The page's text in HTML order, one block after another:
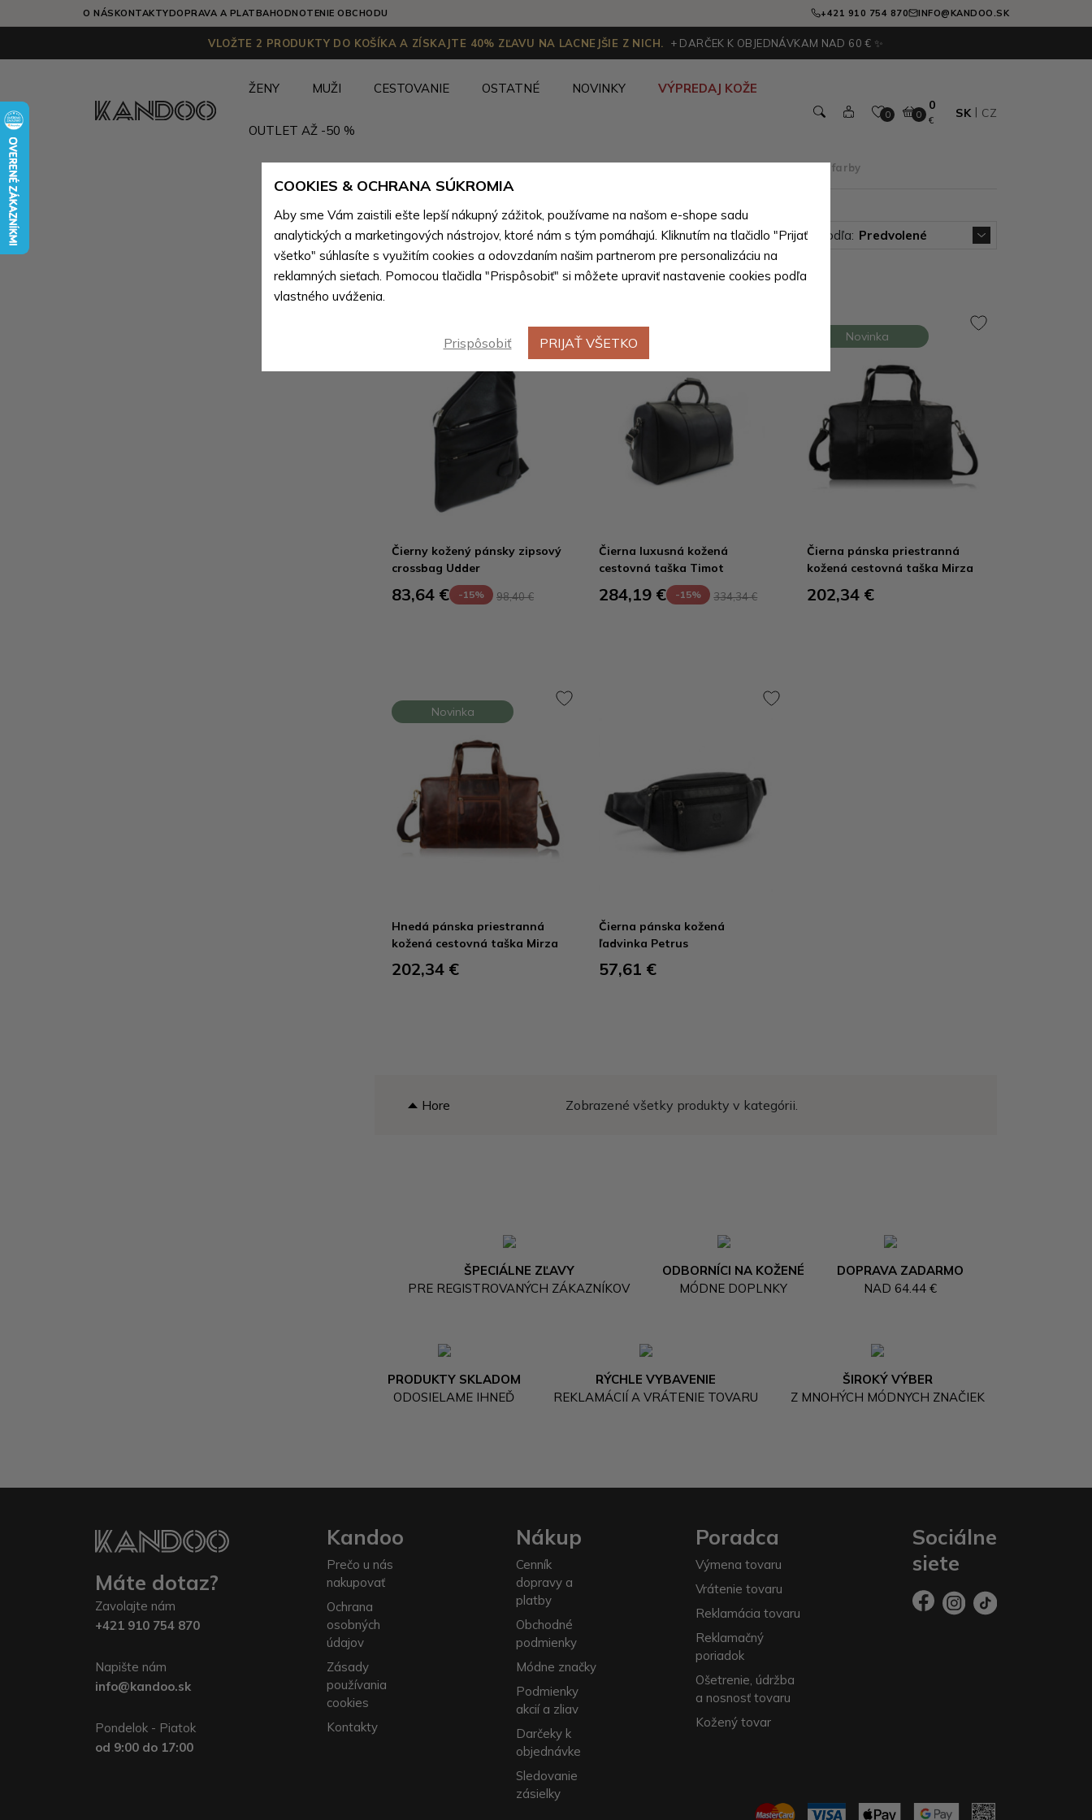
O NÁSKONTAKTYDOPRAVA A PLATBAHODNOTENIE OBCHODU +421 910 754 870 INFO@KANDOO.SK
VLOŽTE 2 PRODUKTY DO KOŠÍKA A ZÍSKAJTE 40% ZĽAVU NA LACNEJŠIE Z NICH. + DARČEK K OBJEDNÁVKAM NAD 60 € ✨
ŽENY MUŽI CESTOVANIE OSTATNÉ NOVINKY VÝPREDAJ KOŽE
OUTLET AŽ -50 %
0 0
0
€
SK CZ
Cestovné tašky podľa farby
Cestovné tašky podľa farby (5 produktov) Zoradiť podľa: Predvolené
Čierny kožený pánsky zipsový
crossbag Udder
83,64 € -15% 98,40 €
Čierna luxusná kožená
cestovná taška Timot
284,19 € -15% 334,34 €
Novinka
Čierna pánska priestranná
kožená cestovná taška Mirza
202,34 €
Novinka
Hnedá pánska priestranná
kožená cestovná taška Mirza
202,34 €
Čierna pánska kožená
ľadvinka Petrus
57,61 €
Hore Zobrazené všetky produkty v kategórii.
ŠPECIÁLNE ZĽAVY
PRE REGISTROVANÝCH ZÁKAZNÍKOV
ODBORNÍCI NA KOŽENÉ
MÓDNE DOPLNKY
DOPRAVA ZADARMO
NAD 64.44 €
PRODUKTY SKLADOM
ODOSIELAME IHNEĎ
RÝCHLE VYBAVENIE
REKLAMÁCIÍ A VRÁTENIE TOVARU
ŠIROKÝ VÝBER
Z MNOHÝCH MÓDNYCH ZNAČIEK
COOKIES & OCHRANA SÚKROMIA
Aby sme Vám zaistili ešte lepší nákupný zážitok, používame na našom e-shope sadu
analytických a marketingových nástrojov, ktoré nám s tým pomáhajú. Kliknutím na tlačidlo "Prijať
všetko" súhlasíte s využitím cookies a odovzdaním našim partnerom pre personalizáciu na
reklamných sieťach. Pomocou tlačidla "Prispôsobiť" si môžete upraviť nastavenie cookies podľa
vlastného uváženia.
Prispôsobiť PRIJAŤ VŠETKO
Máte dotaz?
Zavolajte nám
+421 910 754 870
Napište nám
info@kandoo.sk
Pondelok - Piatok
od 9:00 do 17:00
Kandoo
Prečo u nás
nakupovať
Ochrana
osobných
údajov
Zásady
používania
cookies
Kontakty
Nákup
Cenník
dopravy a
platby
Obchodné
podmienky
Módne značky
Podmienky
akcií a zliav
Darčeky k
objednávke
Sledovanie
zásielky
Poradca
Výmena tovaru
Vrátenie tovaru
Reklamácia tovaru
Reklamačný
poriadok
Ošetrenie, údržba
a nosnosť tovaru
Kožený tovar
Sociálne
siete